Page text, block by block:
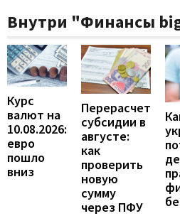
Внутри "Финансы
Курс
валют на
10.08.2026:
евро
пошло
вниз
Перерасчет
субсидии в
августе:
как
проверить
новую
сумму
через ПФУ